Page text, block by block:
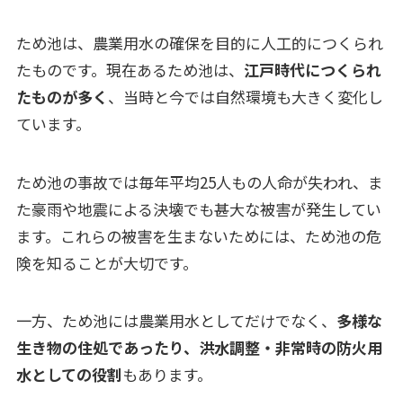
ため池は、農業用水の確保を目的に人工的につくられ
たものです。現在あるため池は、 江戸時代につくられ
たものが多く 、当時と今では自然環境も大きく変化し
ています。
ため池の事故では毎年平均25人もの人命が失われ、ま
た豪雨や地震による決壊でも甚大な被害が発生してい
ます。これらの被害を生まないためには、ため池の危
険を知ることが大切です。
一方、ため池には農業用水としてだけでなく、 多様な
生き物の住処であったり、洪水調整・非常時の防火用
水としての役割もあります。